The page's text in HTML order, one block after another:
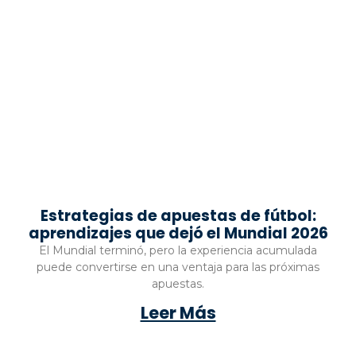
Estrategias de apuestas de fútbol:
aprendizajes que dejó el Mundial 2026
El Mundial terminó, pero la experiencia acumulada
puede convertirse en una ventaja para las próximas
apuestas.
Leer Más